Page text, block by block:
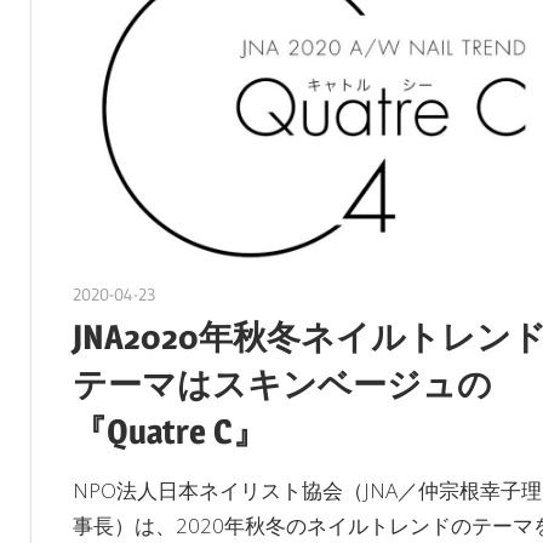
2020-04-23nakamura
JNA2020年秋冬ネイルトレン
テーマはスキンベージュの
『Quatre C』
NPO法人日本ネイリスト協会（JNA／仲宗根幸子理
事長）は、2020年秋冬のネイルトレンドのテーマ